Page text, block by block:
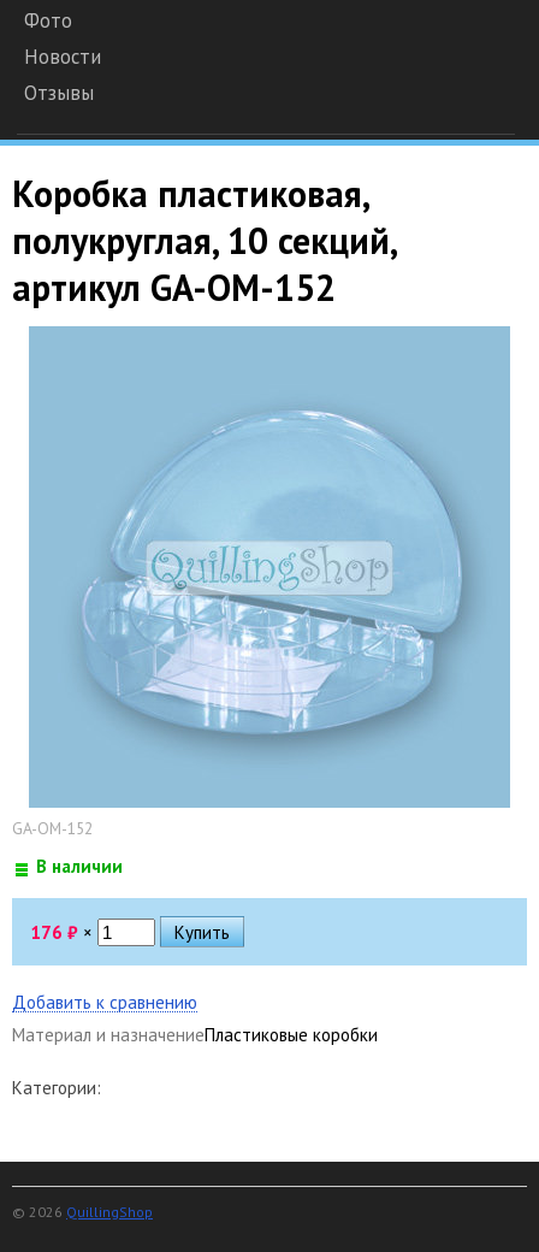
Фото
Новости
Отзывы
Коробка пластиковая,
полукруглая, 10 секций,
артикул GA-OM-152
GA-OM-152
В наличии
176 ₽ ×
Добавить к сравнению
Материал и назначениеПластиковые коробки
Категории:
© 2026 QuillingShop